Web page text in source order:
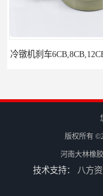
Airflex同等6CB200离
版权所有
河南大林橡
技术支持： 八方